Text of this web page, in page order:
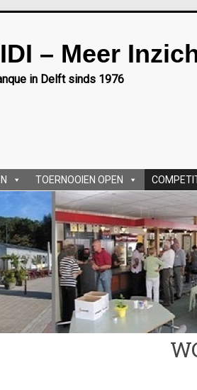
– Meer
in Delft sinds 1976
TOERNOOIEN OPEN